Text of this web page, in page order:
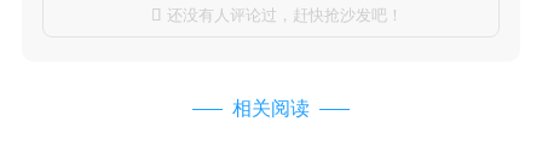
 还没有人评论过，赶快抢沙发吧！
相关阅读